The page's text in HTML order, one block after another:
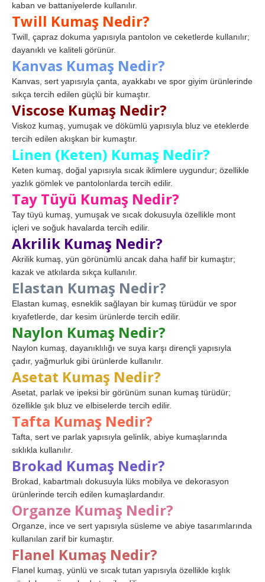
kaban ve battaniyelerde kullanılır.
Twill Kumaş Nedir?
Twill, çapraz dokuma yapısıyla pantolon ve ceketlerde kullanılır;
dayanıklı ve kaliteli görünür.
Kanvas Kumaş Nedir?
Kanvas, sert yapısıyla çanta, ayakkabı ve spor giyim ürünlerinde
sıkça tercih edilen güçlü bir kumaştır.
Viscose Kumaş Nedir?
Viskoz kumaş, yumuşak ve dökümlü yapısıyla bluz ve eteklerde
tercih edilen akışkan bir kumaştır.
Linen (Keten) Kumaş Nedir?
Keten kumaş, doğal yapısıyla sıcak iklimlere uygundur; özellikle
yazlık gömlek ve pantolonlarda tercih edilir.
Tay Tüyü Kumaş Nedir?
Tay tüyü kumaş, yumuşak ve sıcak dokusuyla özellikle mont
içleri ve soğuk havalarda tercih edilir.
Akrilik Kumaş Nedir?
Akrilik kumaş, yün görünümlü ancak daha hafif bir kumaştır;
kazak ve atkılarda sıkça kullanılır.
Elastan Kumaş Nedir?
Elastan kumaş, esneklik sağlayan bir kumaş türüdür ve spor
kıyafetlerde, dar kesim ürünlerde tercih edilir.
Naylon Kumaş Nedir?
Naylon kumaş, dayanıklılığı ve suya karşı dirençli yapısıyla
çadır, yağmurluk gibi ürünlerde kullanılır.
Asetat Kumaş Nedir?
Asetat, parlak ve ipeksi bir görünüm sunan kumaş türüdür;
özellikle şık bluz ve elbiselerde tercih edilir.
Tafta Kumaş Nedir?
Tafta, sert ve parlak yapısıyla gelinlik, abiye kumaşlarında
sıklıkla kullanılır.
Brokad Kumaş Nedir?
Brokad, kabartmalı dokusuyla lüks mobilya ve dekorasyon
ürünlerinde tercih edilen kumaşlardandır.
Organze Kumaş Nedir?
Organze, ince ve sert yapısıyla süsleme ve abiye tasarımlarında
kullanılan zarif bir kumaştır.
Flanel Kumaş Nedir?
Flanel kumaş, yünlü ve sıcak tutan yapısıyla özellikle kışlık